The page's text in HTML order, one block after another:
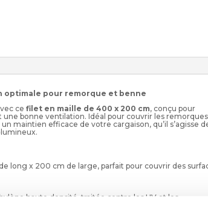
optimale pour remorque et benne
cefilet en maille de 400 x 200 cm, conçu pour
bonne ventilation. Idéal pour couvrir les
maintien efficace de votre cargaison, qu’il s’agisse
long x 200 cm de large, parfait pour couvrir des
haute densité, traitée contre les UV et les